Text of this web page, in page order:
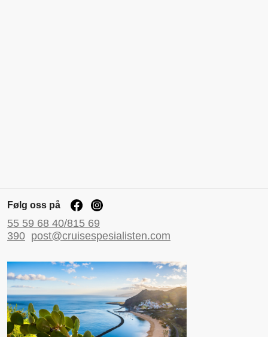
Følg oss på
55 59 68 40/815 69
390 post@cruisespesialisten.com